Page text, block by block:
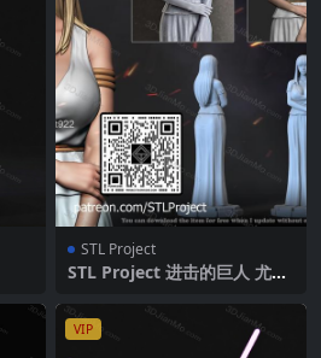
STL Project
STL Project 进击的巨人 尤弥
VIP